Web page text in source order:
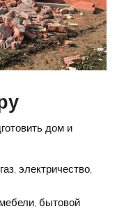
дом и
электричество,
бытовой